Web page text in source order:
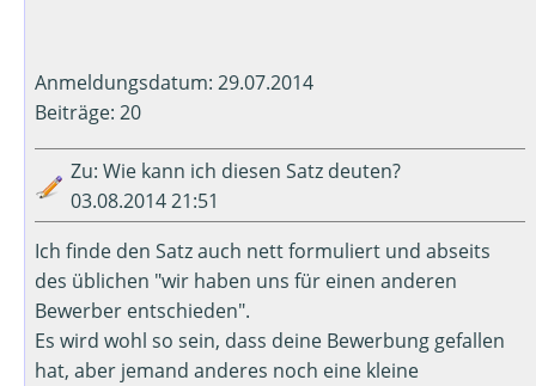
Anmeldungsdatum: 29.07.2014
Beiträge: 20
Zu: Wie kann ich diesen Satz deuten?
03.08.2014 21:51
Ich finde den Satz auch nett formuliert und abseits
des üblichen "wir haben uns für einen anderen
Bewerber entschieden".
Es wird wohl so sein, dass deine Bewerbung gefallen
hat, aber jemand anderes noch eine kleine